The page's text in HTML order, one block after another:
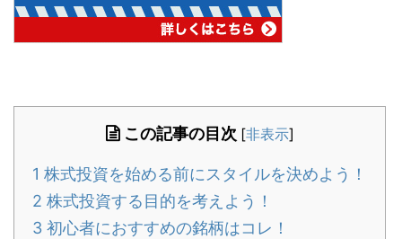
この記事の目次 [非表示]
1 株式投資を始める前にスタイルを決めよう！
2 株式投資する目的を考えよう！
3 初心者におすすめの銘柄はコレ！